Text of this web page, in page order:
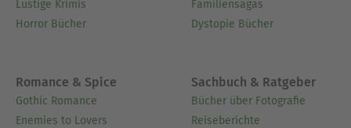
Lustige Krimis
Horror Bücher
Familiensagas
Dystopie Bücher
Romance & Spice
Gothic Romance
Enemies to Lovers
Sachbuch & Ratgeber
Bücher über Fotografie
Reiseberichte